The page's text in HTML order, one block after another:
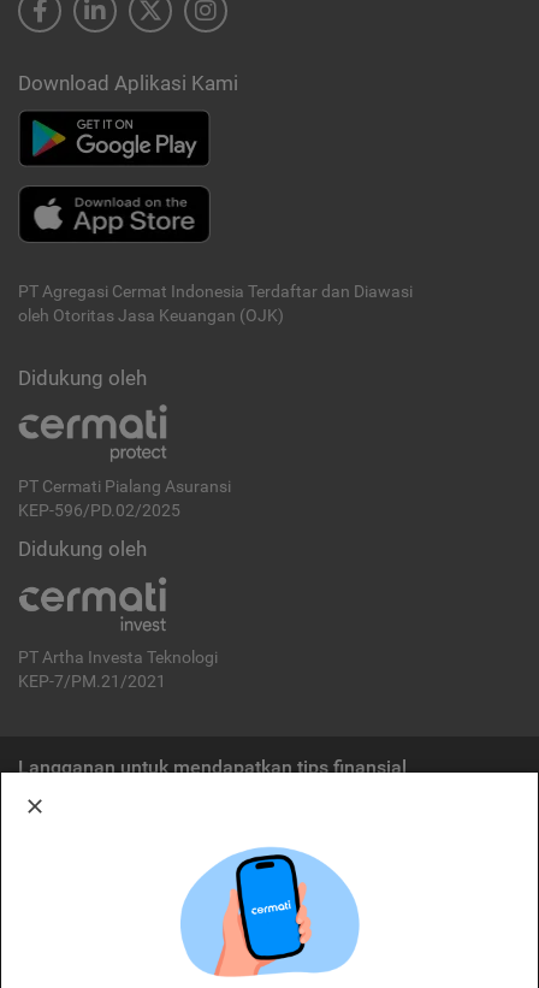
Download Aplikasi Kami
PT Agregasi Cermat Indonesia Terdaftar dan Diawasi
oleh Otoritas Jasa Keuangan (OJK)
Didukung oleh
PT Cermati Pialang Asuransi
KEP-596/PD.02/2025
Didukung oleh
PT Artha Investa Teknologi
KEP-7/PM.21/2021
Langganan untuk mendapatkan tips finansial
Cermati merupakan penyelenggara agregasi jasa keuangan yang terdaftar di
OJK. Oleh karena itu, produk dan/atau layanan jasa keuangan yang
ditawarkan bukan merupakan produk dan/atau layanan jasa keuangan yang
diterbitkan oleh Cermati dan Cermati tidak bertanggung jawab atas tuntutan